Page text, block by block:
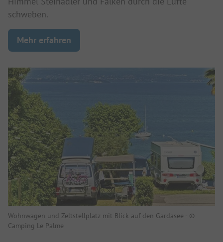
schweben.
Mehr erfahren
Wohnwagen und Zeltstellplatz mit Blick auf den Gardasee - ©
Camping Le Palme